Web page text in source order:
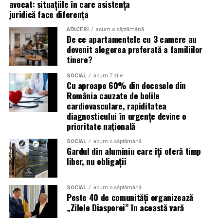
reducerea acumulării de reziduuri;
protejarea filtrului de particule;
funcționarea eficientă a sistemului antipoluare.
Acest aspect este esențial pentru reducerea riscului
unor reparații costisitoare.
Avantajele Ravenol VMP USVO 5W30
Printre cele mai importante avantaje se numără:
tehnologie USVO;
stabilitate termică ridicată;
rezistență la oxidare;
protecție împotriva uzurii;
reducerea depunerilor;
(Advertorial)
avocat: situațiile în care asistența
juridică face diferența
AFACERI acum o săptămână
De ce apartamentele cu 3 camere au
devenit alegerea preferată a familiilor
tinere?
SOCIAL acum 7 zile
Cu aproape 60% din decesele din
România cauzate de bolile
cardiovasculare, rapiditatea
diagnosticului în urgențe devine o
prioritate națională
SOCIAL acum o săptămână
Gardul din aluminiu care îți oferă timp
liber, nu obligații
SOCIAL acum o săptămână
Peste 40 de comunități organizează
„Zilele Diasporei” în această vară